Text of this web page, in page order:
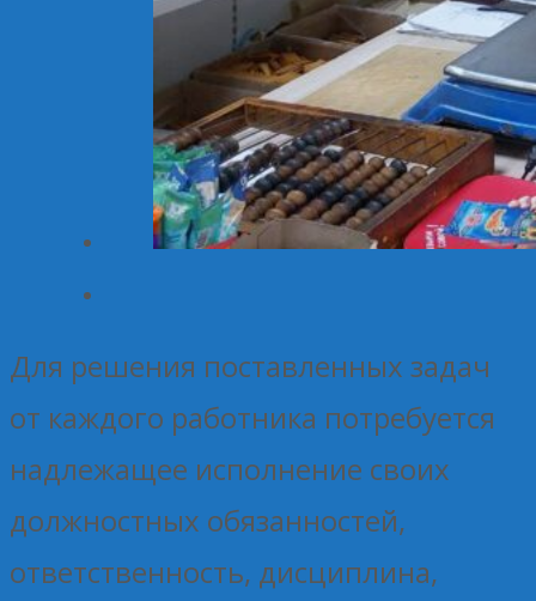
Для решения поставленных задач
от каждого работника потребуется
надлежащее исполнение своих
должностных обязанностей,
ответственность, дисциплина,